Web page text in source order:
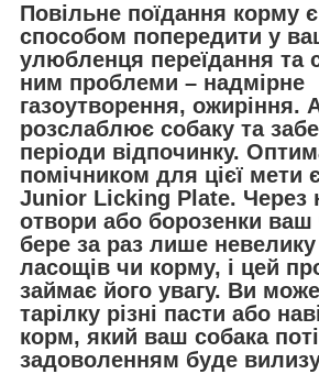
Повільне поїдання корму
способом попередити у
улюбленця переїдання та
ним проблеми – надмірне
газоутворення, ожиріння.
розслаблює собаку та
періоди відпочинку.
помічником для цієї мети
Junior Licking Plate. Через
отвори або борозенки
бере за раз лише невелику
ласощів чи корму, і цей
займає його увагу. Ви
тарілку різні пасти або
корм, який ваш собака
задоволенням буде